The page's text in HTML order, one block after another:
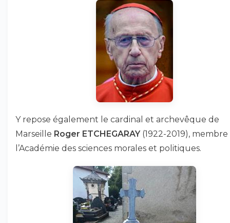
Y repose également le cardinal et archevêque de
Marseille Roger ETCHEGARAY(1922-2019), membre
l’Académie des sciences morales et politiques.